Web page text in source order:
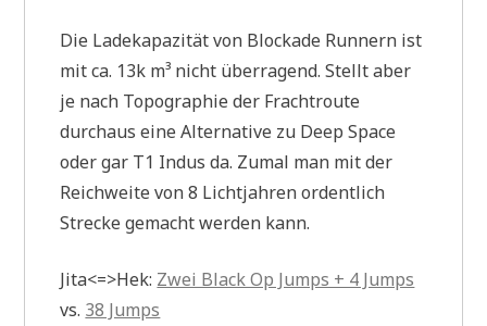
Die Ladekapazität von Blockade Runnern ist
mit ca. 13k m³ nicht überragend. Stellt aber
je nach Topographie der Frachtroute
durchaus eine Alternative zu Deep Space
oder gar T1 Indus da. Zumal man mit der
Reichweite von 8 Lichtjahren ordentlich
Strecke gemacht werden kann.
Jita<=>Hek: Zwei Black Op Jumps + 4 Jumps
vs. 38 Jumps